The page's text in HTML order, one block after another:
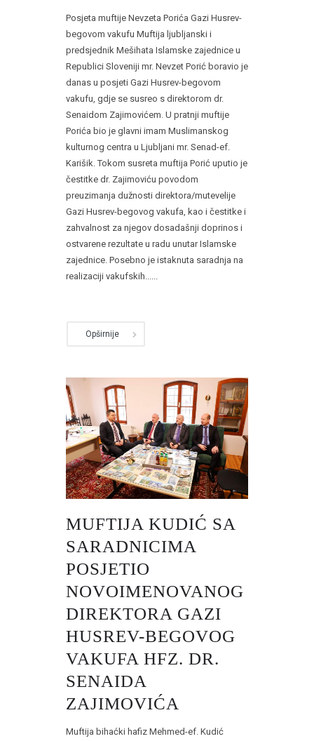
Posjeta muftije Nevzeta Porića Gazi Husrev-
begovom vakufu Muftija ljubljanski i
predsjednik Mešihata Islamske zajednice u
Republici Sloveniji mr. Nevzet Porić boravio je
danas u posjeti Gazi Husrev-begovom
vakufu, gdje se susreo s direktorom dr.
Senaidom Zajimovićem. U pratnji muftije
Porića bio je glavni imam Muslimanskog
kulturnog centra u Ljubljani mr. Senad-ef.
Karišik. Tokom susreta muftija Porić uputio je
čestitke dr. Zajimoviću povodom
preuzimanja dužnosti direktora/mutevelije
Gazi Husrev-begovog vakufa, kao i čestitke i
zahvalnost za njegov dosadašnji doprinos i
ostvarene rezultate u radu unutar Islamske
zajednice. Posebno je istaknuta saradnja na
realizaciji vakufskih......
Opširnije
MUFTIJA KUDIĆ SA
SARADNICIMA
POSJETIO
NOVOIMENOVANOG
DIREKTORA GAZI
HUSREV-BEGOVOG
VAKUFA HFZ. DR.
SENAIDA
ZAJIMOVIĆA
Muftija bihaćki hafiz Mehmed-ef. Kudić